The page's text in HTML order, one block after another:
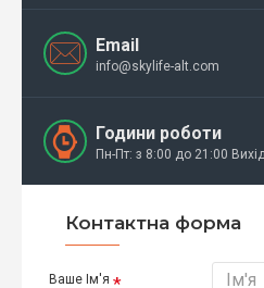
Email
info@skylife-alt.com
Години роботи
Пн-Пт: з 8:00 до 21:00
Контактна форма
Ваше Ім'я